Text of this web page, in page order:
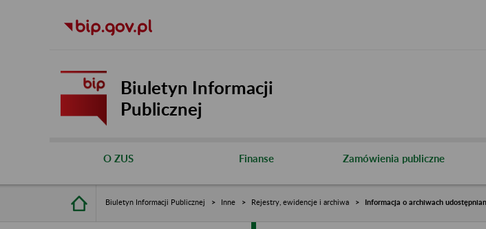
Biuletyn Informacji
Publicznej
O ZUS Finanse Zamówienia publiczne
Biuletyn Informacji Publicznej Inne Rejestry, ewidencje i archiwa Informacja o archiwach